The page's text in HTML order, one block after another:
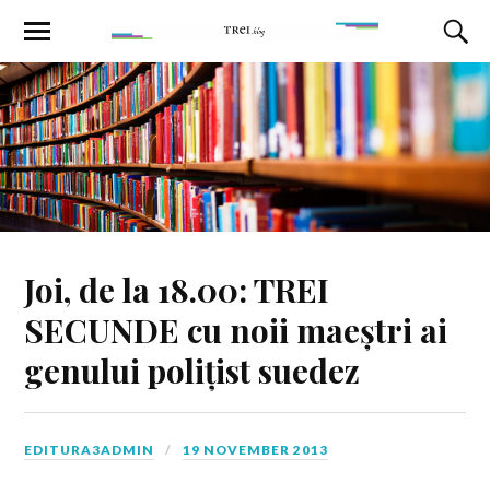
Joi, de la 18.00: TREI
SECUNDE cu noii maeștri ai
genului polițist suedez
EDITURA3ADMIN 19 NOVEMBER 2013